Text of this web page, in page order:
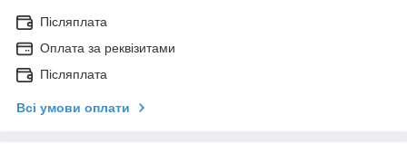
Післяплата
Оплата за реквізитами
Післяплата
Всі умови оплати